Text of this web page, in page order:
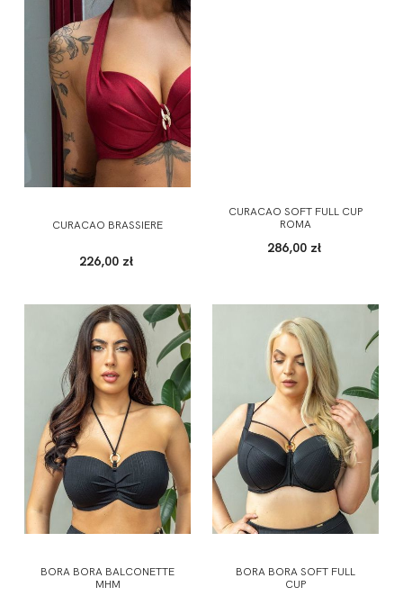
CURACAO BRASSIERE
226,00 zł
CURACAO SOFT FULL CUP
ROMA
286,00 zł
BORA BORA BALCONETTE
MHM
BORA BORA SOFT FULL
CUP